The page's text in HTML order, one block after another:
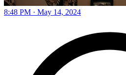
8:48 PM · May 14, 2024